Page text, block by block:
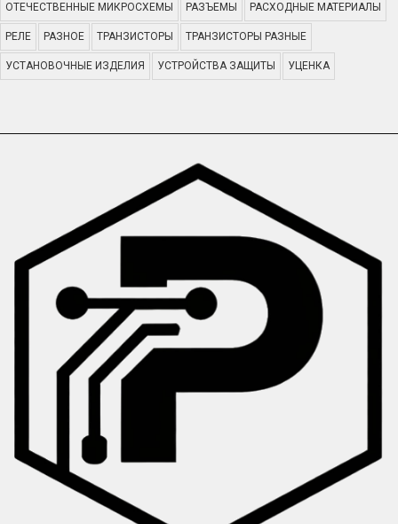
ОТЕЧЕСТВЕННЫЕ МИКРОСХЕМЫ РАЗЪЕМЫ РАСХОДНЫЕ МАТЕРИАЛЫ
РЕЛЕ РАЗНОЕ ТРАНЗИСТОРЫ ТРАНЗИСТОРЫ РАЗНЫЕ
УСТАНОВОЧНЫЕ ИЗДЕЛИЯ УСТРОЙСТВА ЗАЩИТЫ УЦЕНКА